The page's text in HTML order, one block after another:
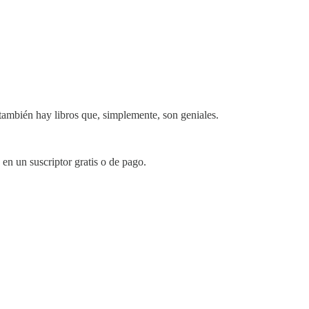
hay libros que, simplemente, son geniales.
un suscriptor gratis o de pago.